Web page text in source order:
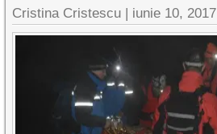
Cristina Cristescu | iunie 10, 2017